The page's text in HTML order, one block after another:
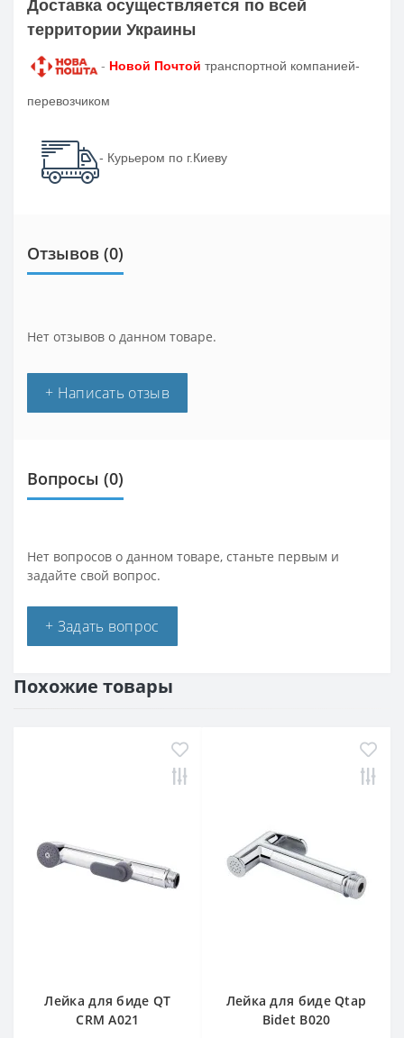
Доставка осуществляется по всей
территории Украины
- Новой Почтой транспортной компанией-
перевозчиком
- Курьером по г.Киеву
Отзывов (0)
Нет отзывов о данном товаре.
+ Написать отзыв
Вопросы (0)
Нет вопросов о данном товаре, станьте первым и
задайте свой вопрос.
+ Задать вопрос
Похожие товары
Лейка для биде QT
CRM A021
Лейка для биде Qtap
Bidet B020